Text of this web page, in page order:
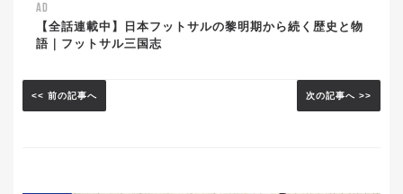
AD
【全話連載中】日本フットサルの黎明期から続く歴史と物
語｜フットサル三国志
<< 前の記事へ 次の記事へ >>